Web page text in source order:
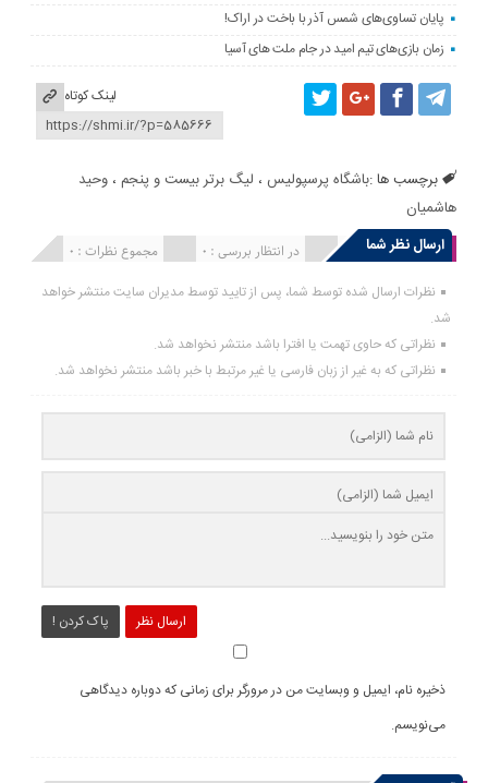
پایان تساوی‌های شمس آذر با باخت در اراک!
زمان بازی‌های تیم امید در جام ملت های آسیا
لینک کوتاه
برچسب ها :باشگاه پرسپولیس ، لیگ برتر بیست و پنجم ،وحید
هاشمیان
ارسال نظر شما
مجموع نظرات : 0 در انتظار بررسی : 0 انتشار یافته : 0
نظرات ارسال شده توسط شما، پس از تایید توسط مدیران سایت منتشر خواهد
شد.
نظراتی که حاوی تهمت یا افترا باشد منتشر نخواهد شد.
نظراتی که به غیر از زبان فارسی یا غیر مرتبط با خبر باشد منتشر نخواهد شد.
ارسال نظر پاک کردن !
ذخیره نام، ایمیل و وبسایت من در مرورگر برای زمانی که دوباره دیدگاهی
می‌نویسم.